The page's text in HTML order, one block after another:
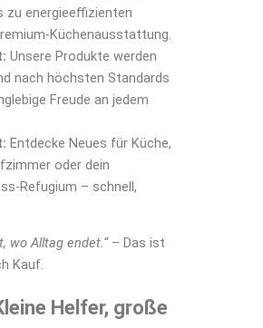
zu energieeffizienten
Küchenausstattung.
Unsere Produkte werden
nach höchsten Standards
Freude an jedem
Entdecke Neues für Küche,
oder dein
Refugium – schnell,
wo Alltag endet.“– Das ist
Kauf.
Helfer, große